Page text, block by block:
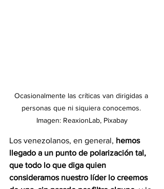
Ocasionalmente las críticas van dirigidas a
personas que ni siquiera conocemos.
Imagen: ReaxionLab, Pixabay
Los venezolanos, en general, hemos
llegado a un punto de polarización tal,
que todo lo que diga quien
consideramos nuestro líder lo creemos